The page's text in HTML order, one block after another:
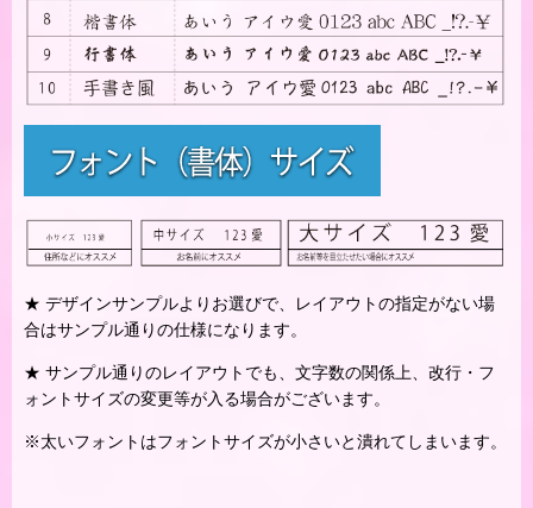
★ デザインサンプルよりお選びで、レイアウトの指定がない場
合はサンプル通りの仕様になります。
★ サンプル通りのレイアウトでも、文字数の関係上、改行・フ
ォントサイズの変更等が入る場合がございます。
※太いフォントはフォントサイズが小さいと潰れてしまいます。